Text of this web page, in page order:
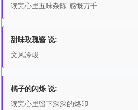
读完心里五味杂陈 感慨万千
甜味玫瑰酱 说:
文风冷峻
橘子的闪烁 说:
读完心里留下深深的烙印